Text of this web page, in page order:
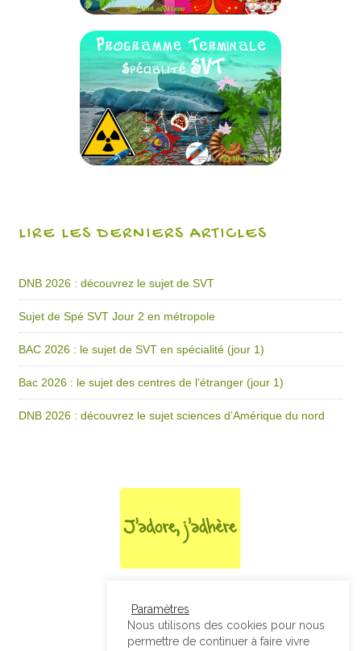
LIRE LES DERNIERS ARTICLES
DNB 2026 : découvrez le sujet de SVT
Sujet de Spé SVT Jour 2 en métropole
BAC 2026 : le sujet de SVT en spécialité (jour 1)
Bac 2026 : le sujet des centres de l’étranger (jour 1)
DNB 2026 : découvrez le sujet sciences d’Amérique du nord
Paramètres
Nous utilisons des cookies pour nous
permettre de continuer à faire vivre